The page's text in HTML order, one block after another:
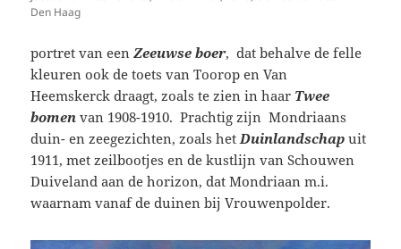
Den Haag
portret van eenZeeuwse boer, dat behalve de felle
kleuren ook de toets van Toorop en Van
Heemskerck draagt, zoals te zien in haar Twee
bomen van 1908-1910. Prachtig zijn Mondriaans
duin- en zeegezichten, zoals hetDuinlandschap uit
1911, met zeilbootjes en de kustlijn van Schouwen
Duiveland aan de horizon, dat Mondriaan m.i.
waarnam vanaf de duinen bij Vrouwenpolder.